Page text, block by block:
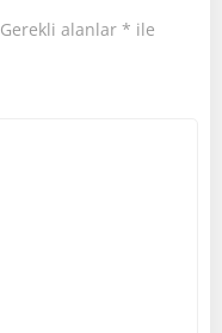
Gerekli alanlar * ile